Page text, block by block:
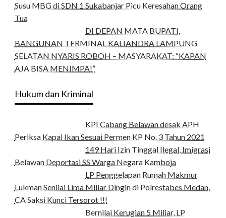
Susu MBG di SDN 1 Sukabanjar Picu Keresahan Orang
Tua
DI DEPAN MATA BUPATI,
BANGUNAN TERMINAL KALIANDRA LAMPUNG
SELATAN NYARIS ROBOH – MASYARAKAT: “KAPAN
AJA BISA MENIMPA!”
Hukum dan Kriminal
KPI Cabang Belawan desak APH
Periksa Kapal Ikan Sesuai Permen KP No. 3 Tahun 2021
149 Hari Izin Tinggal Ilegal, Imigrasi
Belawan Deportasi SS Warga Negara Kamboja
LP Penggelapan Rumah Makmur
Lukman Senilai Lima Miliar Dingin di Polrestabes Medan,
CA Saksi Kunci Tersorot !!!
Bernilai Kerugian 5 Miliar, LP